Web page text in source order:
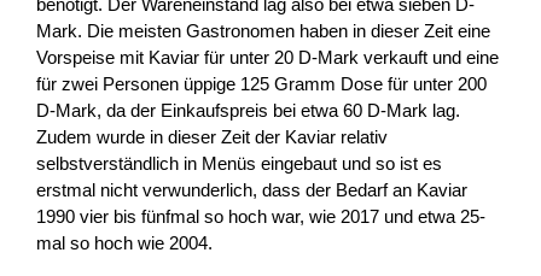
Mark. Die meisten Gastronomen haben in dieser Zeit eine
Vorspeise mit Kaviar für unter 20 D-Mark verkauft und eine
für zwei Personen üppige 125 Gramm Dose für unter 200
D-Mark, da der Einkaufspreis bei etwa 60 D-Mark lag.
Zudem wurde in dieser Zeit der Kaviar relativ
selbstverständlich in Menüs eingebaut und so ist es
erstmal nicht verwunderlich, dass der Bedarf an Kaviar
1990 vier bis fünfmal so hoch war, wie 2017 und etwa 25-
mal so hoch wie 2004.